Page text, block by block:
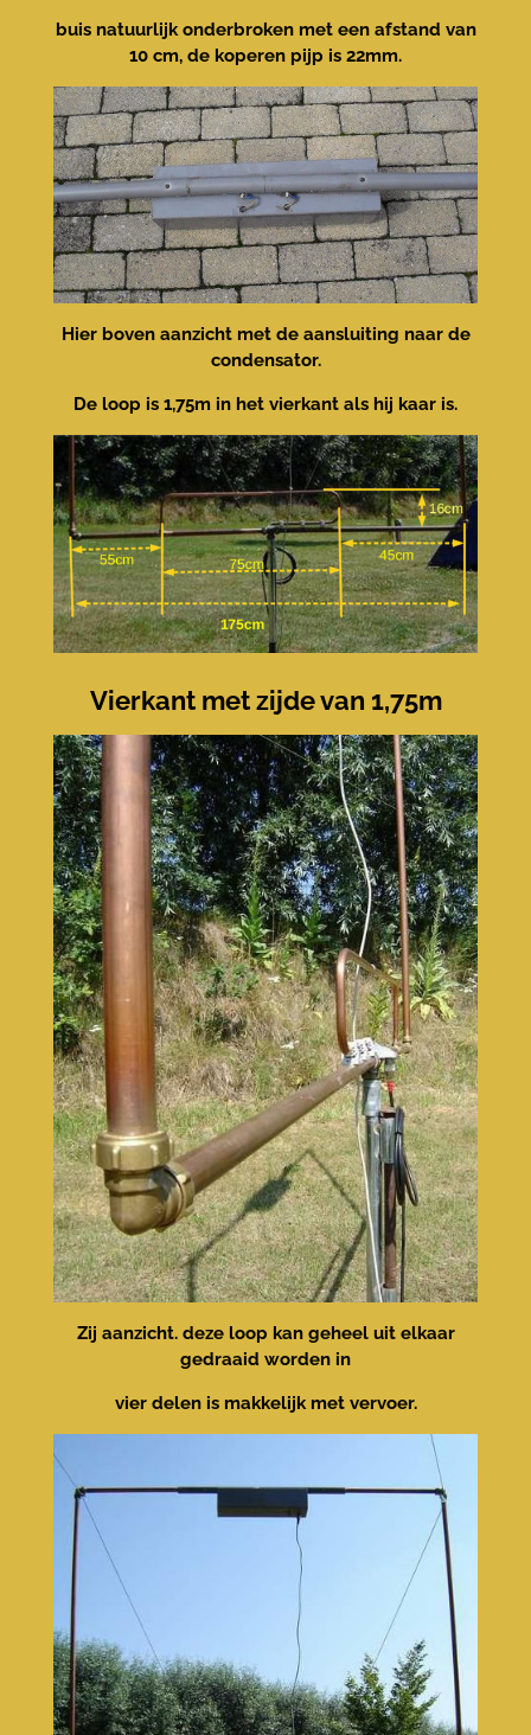
buis natuurlijk onderbroken met een afstand van
10 cm, de koperen pijp is 22mm.
Hier boven aanzicht met de aansluiting naar de
condensator.
De loop is 1,75m in het vierkant als hij kaar is.
Vierkant met zijde van 1,75m
Zij aanzicht. deze loop kan geheel uit elkaar
gedraaid worden in
vier delen is makkelijk met vervoer.